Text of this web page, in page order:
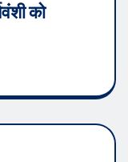
को